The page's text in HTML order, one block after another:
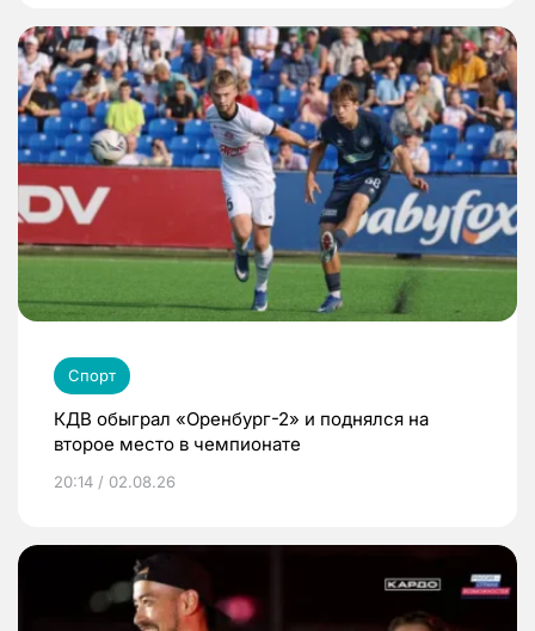
Спорт
КДВ обыграл «Оренбург-2» и поднялся на
второе место в чемпионате
20:14 / 02.08.26